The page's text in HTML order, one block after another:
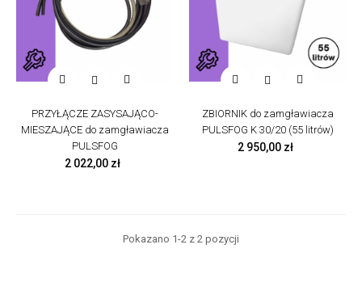

PRZYŁĄCZE ZASYSAJĄCO-
MIESZAJĄCE do zamgławiacza
PULSFOG
Cena
2 022,00 zł

ZBIORNIK do zamgławiacza
PULSFOG K 30/20 (55 litrów)
Cena
2 950,00 zł
Pokazano 1-2 z 2 pozycji